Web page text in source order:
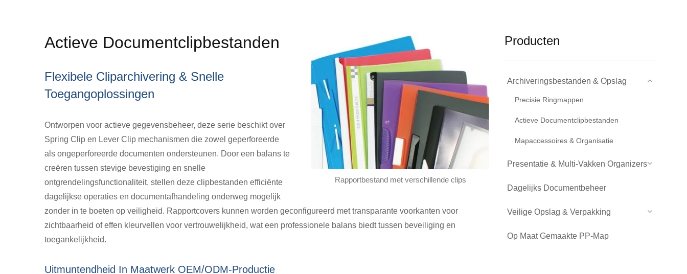
Rapportbestand met verschillende clips
Actieve Documentclipbestanden
Flexibele Cliparchivering & Snelle
Toegangoplossingen
Ontworpen voor actieve gegevensbeheer, deze serie beschikt over
Spring Clip en Lever Clip mechanismen die zowel geperforeerde
als ongeperforeerde documenten ondersteunen. Door een balans te
creëren tussen stevige bevestiging en snelle
ontgrendelingsfunctionaliteit, stellen deze clipbestanden efficiënte
dagelijkse operaties en documentafhandeling onderweg mogelijk
zonder in te boeten op veiligheid. Rapportcovers kunnen worden geconfigureerd met transparante voorkanten voor
zichtbaarheid of effen kleurvellen voor vertrouwelijkheid, wat een professionele balans biedt tussen beveiliging en
toegankelijkheid.
Uitmuntendheid In Maatwerk OEM/ODM-Productie
Producten
Archiveringsbestanden & Opslag
Precisie Ringmappen
Actieve Documentclipbestanden
Mapaccessoires & Organisatie
Presentatie & Multi-Vakken Organizers
Dagelijks Documentbeheer
Veilige Opslag & Verpakking
Op Maat Gemaakte PP-Map